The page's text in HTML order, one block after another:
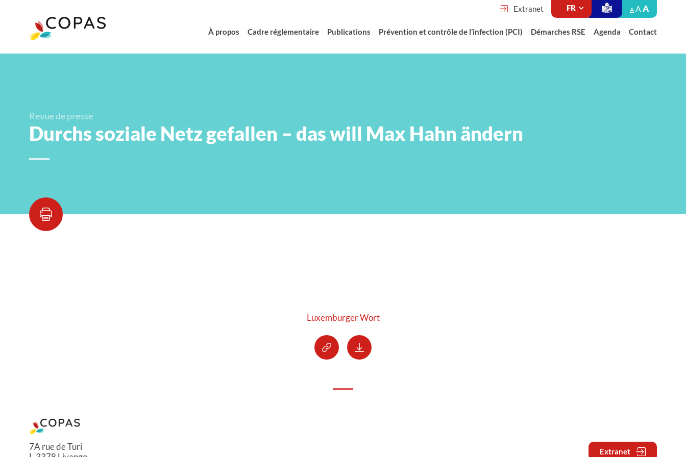
Extranet A AA
À propos Cadre réglementaire Publications Prévention et contrôle de l’infection (PCI) Démarches RSE Agenda Contact
Revue de presse
Durchs soziale Netz gefallen – das will Max Hahn ändern
Luxemburger Wort
7A rue de Turi
Extranet